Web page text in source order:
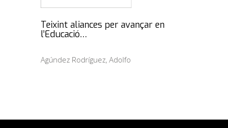
Teixint aliances per avançar en
l’Educació…
Agúndez Rodríguez, Adolfo